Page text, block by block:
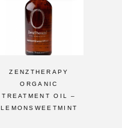
ZENZTHERAPY
ORGANIC
TREATMENT OIL –
LEMONSWEETMINT